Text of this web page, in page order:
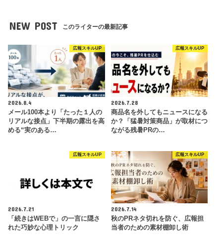
NEW POST このライターの最新記事
広報スキルUP
2026.8.4
メール100本より「たった１人の
リアルな接点」下半期の露出を高
める“実のある…
広報スキルUP
2026.7.28
商品名を外してもニュースになる
か？「猛暑対策商品」が取材につ
ながる残暑PRの…
広報スキルUP
2026.7.21
「続きはWEBで」の一言に隠さ
れた巧妙な心理トリック
広報スキルUP
2026.7.14
秋のPRネタ切れを防ぐ、広報担
当者のための素材棚卸し術